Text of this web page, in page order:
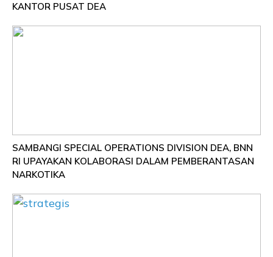
KANTOR PUSAT DEA
SAMBANGI SPECIAL OPERATIONS DIVISION DEA, BNN
RI UPAYAKAN KOLABORASI DALAM PEMBERANTASAN
NARKOTIKA